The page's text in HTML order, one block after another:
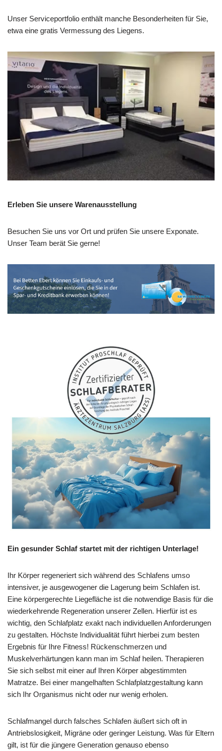
Unser Serviceportfolio enthält manche Besonderheiten für Sie,
etwa eine gratis Vermessung des Liegens.
Erleben Sie unsere Warenausstellung
Besuchen Sie uns vor Ort und prüfen Sie unsere Exponate.
Unser Team berät Sie gerne!
Ein gesunder Schlaf startet mit der richtigen Unterlage!
Ihr Körper regeneriert sich während des Schlafens umso
intensiver, je ausgewogener die Lagerung beim Schlafen ist.
Eine körpergerechte Liegefläche ist die notwendige Basis für die
wiederkehrende Regeneration unserer Zellen. Hierfür ist es
wichtig, den Schlafplatz exakt nach individuellen Anforderungen
zu gestalten. Höchste Individualität führt hierbei zum besten
Ergebnis für Ihre Fitness! Rückenschmerzen und
Muskelverhärtungen kann man im Schlaf heilen. Therapieren
Sie sich selbst mit einer auf Ihren Körper abgestimmten
Matratze. Bei einer mangelhaften Schlafplatzgestaltung kann
sich Ihr Organismus nicht oder nur wenig erholen.
Schlafmangel durch falsches Schlafen äußert sich oft in
Antriebslosigkeit, Migräne oder geringer Leistung. Was für Eltern
gilt, ist für die jüngere Generation genauso ebenso